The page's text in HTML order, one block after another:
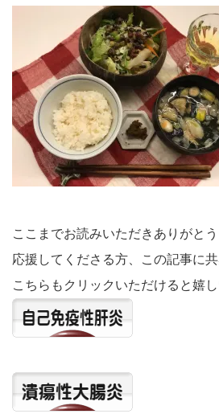
ここまでお読みいただきありがとう
応援してくださる方、この記事に
こちらもクリックいただけると嬉し